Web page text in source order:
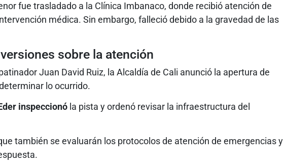
fue trasladado a la Clínica Imbanaco, donde recibió atención de
médica. Sin embargo, falleció debido a la gravedad de las
sobre la atención
Juan David Ruiz, la Alcaldía de Cali anunció la apertura de
lo ocurrido.
inspeccionó la pista y ordenó revisar la infraestructura del
también se evaluarán los protocolos de atención de emergencias y